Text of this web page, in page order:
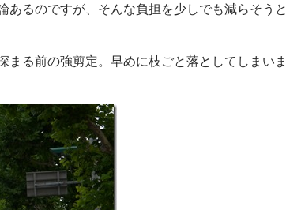
あるのですが、そんな負担を少しでも減らそうと
まる前の強剪定。早めに枝ごと落としてしまいま